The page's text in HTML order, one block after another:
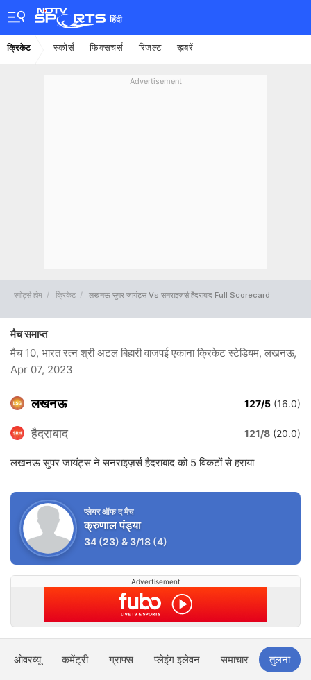
हिंदी
क्रिकेट स्कोर्स फिक्सचर्स रिजल्ट ख़बरें
Advertisement
स्पोर्ट्स होम क्रिकेट लखनऊ सुपर जायंट्स Vs सनराइज़र्स हैदराबाद Full Scorecard
मैच समाप्त
मैच 10, भारत रत्न श्री अटल बिहारी वाजपई एकाना क्रिकेट स्टेडियम, लखनऊ,
Apr 07, 2023
लखनऊ 127/5 (16.0)
हैदराबाद 121/8 (20.0)
लखनऊ सुपर जायंट्स ने सनराइज़र्स हैदराबाद को 5 विकटों से हराया
प्लेयर ऑफ द मैच
क्रुणाल पंड्या
34 (23) &3/18 (4)
Advertisement
ओवरव्यू कमेंट्री ग्राफ्स प्लेइंग इलेवन समाचार तुलना